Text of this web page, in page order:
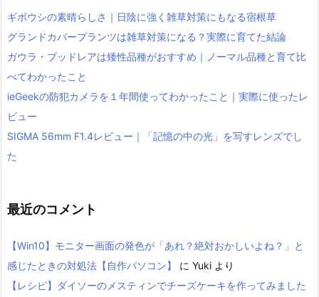
ギボウシの素晴らしさ｜日陰に強く雑草対策にもなる宿根草
グランドカバープランツは雑草対策になる？実際に育てた結論
ガウラ・ブッドレアは矮性品種がおすすめ｜ノーマル品種と育て比
べてわかったこと
ieGeekの防犯カメラを１年間使ってわかったこと｜実際に使ったレ
ビュー
SIGMA 56mm F1.4レビュー｜「記憶の中の光」を写すレンズでし
た
最近のコメント
【Win10】モニター画面の発色が「あれ？絶対おかしいよね？」と
感じたときの対処法【自作パソコン】
に Yuki より
【レシピ】ダイソーのメスティンでチーズケーキを作ってみました